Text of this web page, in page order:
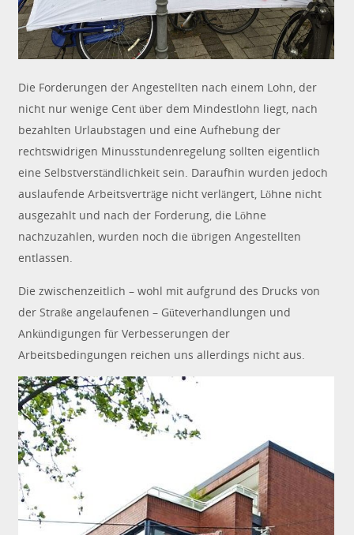
Die Forderungen der Angestellten nach einem Lohn, der
nicht nur wenige Cent über dem Mindestlohn liegt, nach
bezahlten Urlaubstagen und eine Aufhebung der
rechtswidrigen Minusstundenregelung sollten eigentlich
eine Selbstverständlichkeit sein. Daraufhin wurden jedoch
auslaufende Arbeitsverträge nicht verlängert, Löhne nicht
ausgezahlt und nach der Forderung, die Löhne
nachzuzahlen, wurden noch die übrigen Angestellten
entlassen.
Die zwischenzeitlich – wohl mit aufgrund des Drucks von
der Straße angelaufenen – Güteverhandlungen und
Ankündigungen für Verbesserungen der
Arbeitsbedingungen reichen uns allerdings nicht aus.